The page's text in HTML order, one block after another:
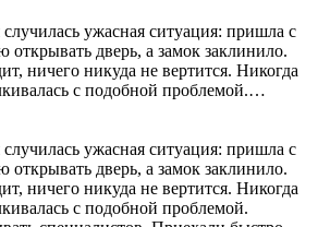
ужасная ситуация: пришла с
открывать дверь, а замок заклинило.
ничего никуда не вертится. Никогда
с подобной проблемой.…
ужасная ситуация: пришла с
открывать дверь, а замок заклинило.
ничего никуда не вертится. Никогда
с подобной проблемой.